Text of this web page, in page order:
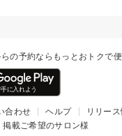
の予約ならもっとおトクで便
合わせ ヘルプ リリー
掲載ご希望のサロン様